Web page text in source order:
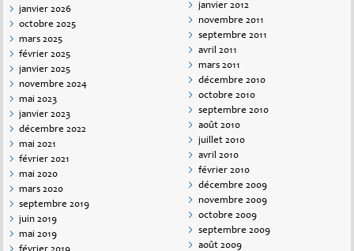
janvier 2026
octobre 2025
mars 2025
février 2025
janvier 2025
novembre 2024
mai 2023
janvier 2023
décembre 2022
mai 2021
février 2021
mai 2020
mars 2020
septembre 2019
juin 2019
mai 2019
janvier 2012
novembre 2011
septembre 2011
avril 2011
mars 2011
décembre 2010
octobre 2010
septembre 2010
août 2010
juillet 2010
avril 2010
février 2010
décembre 2009
novembre 2009
octobre 2009
septembre 2009
août 2009